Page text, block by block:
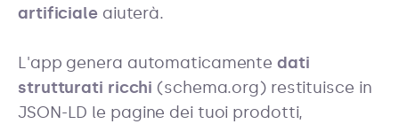
artificialeaiuterà.
L'app genera automaticamentedati
strutturati ricchi (schema.org) restituisce in
JSON-LD le pagine dei tuoi prodotti,